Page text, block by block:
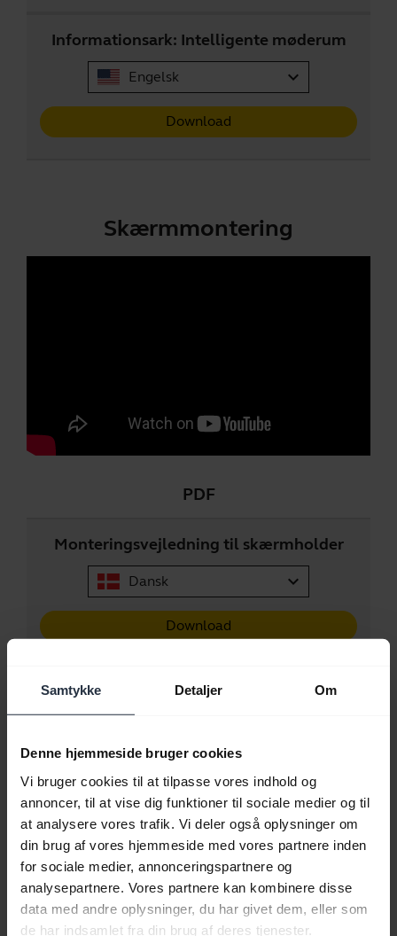
Samtykke Detaljer Om
Denne hjemmeside bruger cookies
Vi bruger cookies til at tilpasse vores indhold og
annoncer, til at vise dig funktioner til sociale medier og til
at analysere vores trafik. Vi deler også oplysninger om
din brug af vores hjemmeside med vores partnere inden
for sociale medier, annonceringspartnere og
analysepartnere. Vores partnere kan kombinere disse
data med andre oplysninger, du har givet dem, eller som
de har indsamlet fra din brug af deres tjenester.
Informationsark: Intelligente møderum
Engelsk expand_more
Download
Skærmmontering
PDF
Monteringsvejledning til skærmholder
Dansk expand_more
Download
Informationsark: Intelligente møderum
Download
Bordstander